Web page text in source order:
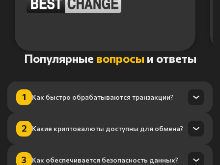
Популярные вопросы и ответы
1 Как быстро обрабатываются транзакции?
Транзакции обрабатываются в течение нескольких минут
благодаря нашему высокопроизводительному
2 Какие криптовалюты доступны для обмена?
Мы поддерживаем более 100 криптовалют, включая
3 Как обеспечивается безопасность данных?